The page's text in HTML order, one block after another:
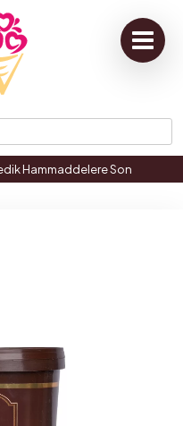
Hammaddelere Son